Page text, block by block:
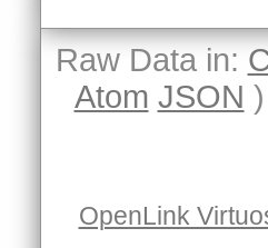
Raw Data in:
Atom JSON
OpenLink